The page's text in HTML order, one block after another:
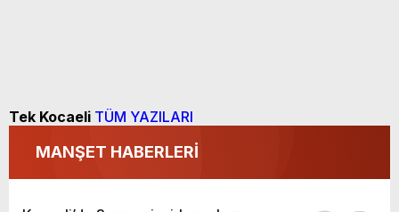
Tek Kocaeli TÜM YAZILARI
MANŞET HABERLERİ